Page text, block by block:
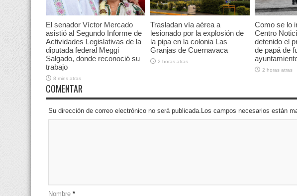
El senador Víctor Mercado
asistió al Segundo Informe de
Actividades Legislativas de la
diputada federal Meggi
Salgado, donde reconoció su
trabajo
8 mins atras
Trasladan vía aérea a
lesionado por la explosión de
la pipa en la colonia Las
Granjas de Cuernavaca
2 horas atras
Como se lo
Centro
detenido el
de papá de
2 horas atras
COMENTAR
Su dirección de correo electrónico no será publicada.Los campos necesarios están
Nombre *